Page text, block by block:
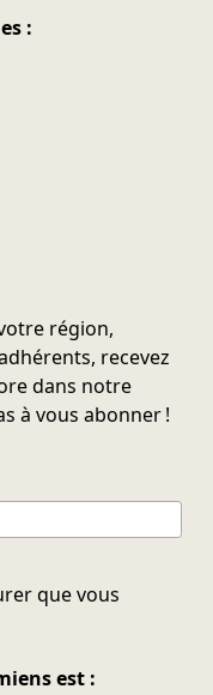
:
région,
recevez
dans notre
à vous abonner !
que vous
est :